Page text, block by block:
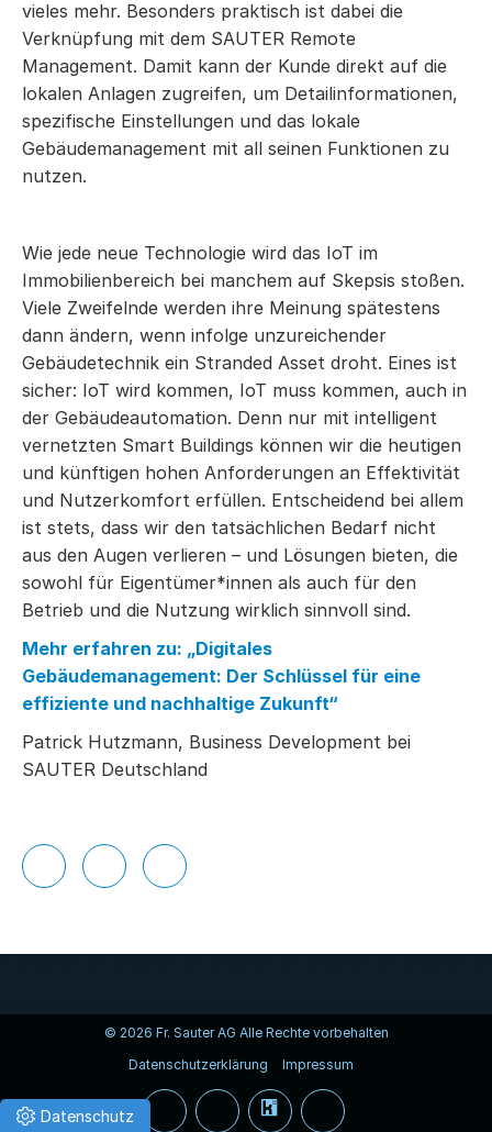
vieles mehr. Besonders praktisch ist dabei die
Verknüpfung mit dem SAUTER Remote
Management. Damit kann der Kunde direkt auf die
lokalen Anlagen zugreifen, um Detailinformationen,
spezifische Einstellungen und das lokale
Gebäudemanagement mit all seinen Funktionen zu
nutzen.
Wie jede neue Technologie wird das IoT im
Immobilienbereich bei manchem auf Skepsis stoßen.
Viele Zweifelnde werden ihre Meinung spätestens
dann ändern, wenn infolge unzureichender
Gebäudetechnik ein Stranded Asset droht. Eines ist
sicher: IoT wird kommen, IoT muss kommen, auch in
der Gebäudeautomation. Denn nur mit intelligent
vernetzten Smart Buildings können wir die heutigen
und künftigen hohen Anforderungen an Effektivität
und Nutzerkomfort erfüllen. Entscheidend bei allem
ist stets, dass wir den tatsächlichen Bedarf nicht
aus den Augen verlieren – und Lösungen bieten, die
sowohl für Eigentümer*innen als auch für den
Betrieb und die Nutzung wirklich sinnvoll sind.
Mehr erfahren zu: „Digitales
Gebäudemanagement: Der Schlüssel für eine
effiziente und nachhaltige Zukunft“
Patrick Hutzmann, Business Development bei
SAUTER Deutschland
© 2026 Fr. Sauter AG Alle Rechte vorbehalten
Datenschutzerklärung
Impressum